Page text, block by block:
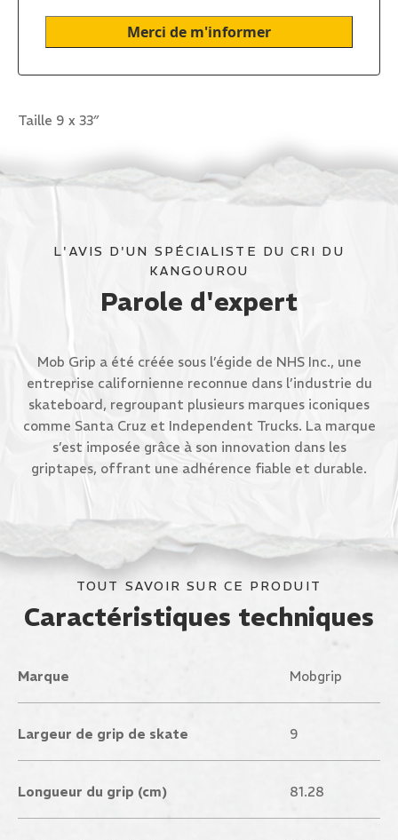
Taille 9 x 33″
L'AVIS D'UN SPÉCIALISTE DU CRI DU
KANGOUROU
Parole d'expert
Mob Grip a été créée sous l’égide de NHS Inc., une
entreprise californienne reconnue dans l’industrie du
skateboard, regroupant plusieurs marques iconiques
comme Santa Cruz et Independent Trucks. La marque
s’est imposée grâce à son innovation dans les
griptapes, offrant une adhérence fiable et durable.
TOUT SAVOIR SUR CE PRODUIT
Caractéristiques techniques
Marque Mobgrip
Largeur de grip de skate 9
Longueur du grip (cm) 81.28